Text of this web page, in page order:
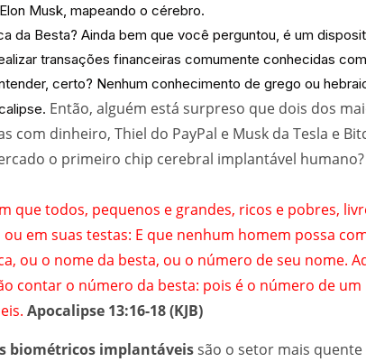
Musk, mapeando o cérebro.
da Besta? Ainda bem que você perguntou, é um
transações financeiras comumente conhecidas
certo? Nenhum conhecimento de grego ou
Então, alguém está surpreso que dois dos
com dinheiro, Thiel do PayPal e Musk da Tesla e
o primeiro chip cerebral implantável humano?
que todos, pequenos e grandes, ricos e pobres,
em suas testas: E que nenhum homem possa
ou o nome da besta, ou o número de seu nome.
contar o número da besta: pois é o número de
Apocalipse 13:16-18 (KJB)
biométricos implantáveissão o setor mais